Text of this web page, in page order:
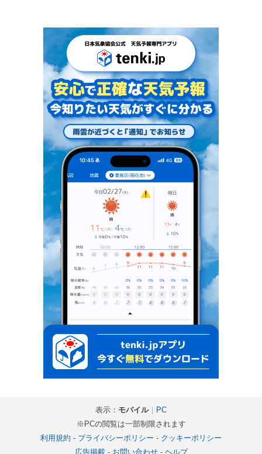
表示： モバイル｜
PC
※PCの閲覧は一部制限されます
利用規約 - プライバシーポリシー - クッキーポリシー
広告掲載- お問い合わせ- ヘルプ